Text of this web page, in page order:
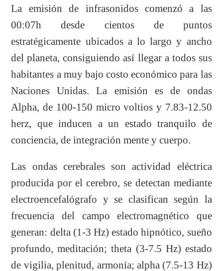
La emisión de infrasonidos comenzó a las
00:07h desde cientos de puntos
estratégicamente ubicados a lo largo y ancho
del planeta, consiguiendo así llegar a todos sus
habitantes a muy bajo costo económico para las
Naciones Unidas. La emisión es de ondas
Alpha, de 100-150 micro voltios y 7.83-12.50
herz, que inducen a un estado tranquilo de
conciencia, de integración mente y cuerpo.
Las ondas cerebrales son actividad eléctrica
producida por el cerebro, se detectan mediante
electroencefalógrafo y se clasifican según la
frecuencia del campo electromagnético que
generan: delta (1-3 Hz) estado hipnótico, sueño
profundo, meditación; theta (3-7.5 Hz) estado
de vigilia, plenitud, armonía; alpha (7.5-13 Hz)